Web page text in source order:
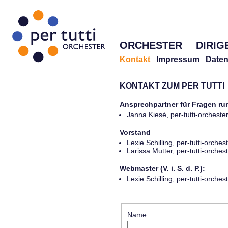
ORCHESTER
Kontakt Impressum
KONTAKT ZUM PER TUTTI
Ansprechpartner für Fragen
Janna Kiesé, per-tutti-
Vorstand
Lexie Schilling, per-tutti-
Larissa Mutter, per-tutti-
Webmaster (V. i. S. d. P.):
Lexie Schilling, per-tutti-
Name: